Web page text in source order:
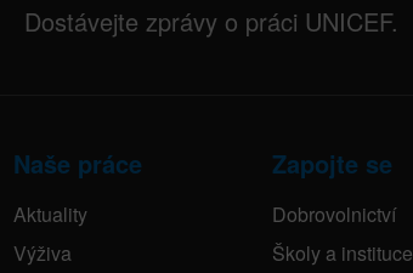
Dostávejte zprávy o práci UNICEF.
Naše práce
Aktuality
Výživa
Zapojte se
Dobrovolnictví
Školy a instituce